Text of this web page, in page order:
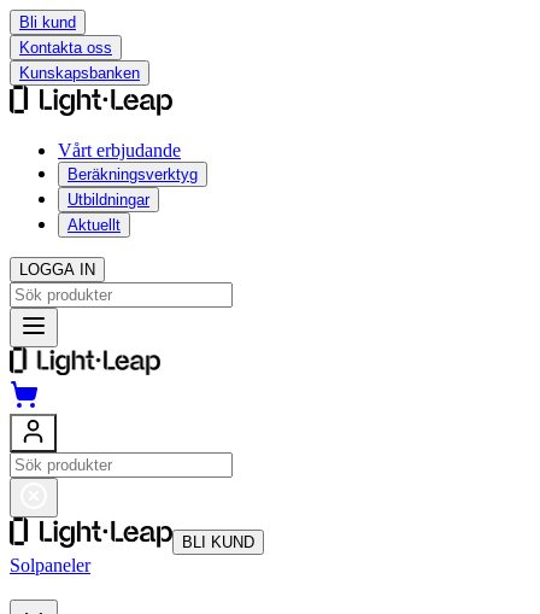
Bli kund
Kontakta oss
Kunskapsbanken
Vårt erbjudande
Beräkningsverktyg
Utbildningar
Aktuellt
LOGGA IN
BLI KUND
Solpaneler